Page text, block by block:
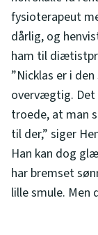
fysioterapeut
dårlig, og
ham til
”Nicklas er i
overvægtig. Det
troede, at man
til der,” siger
Han kan dog
har bremset
lille smule. Men